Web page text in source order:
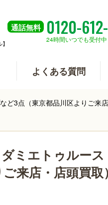
通話無料 0120-
24時間いつでも受付中
よくある質問
ど3点（東京都品川区よりご来
ミエトゥルー
ご来店・店頭買